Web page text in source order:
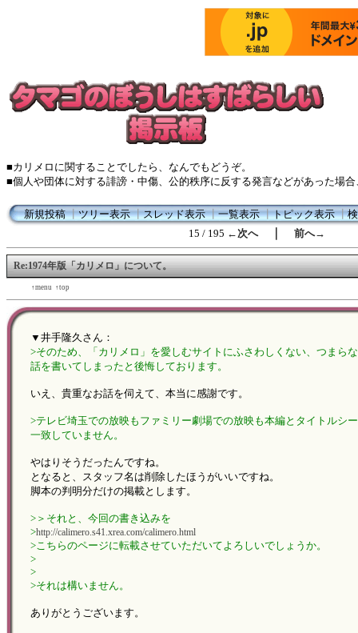
■カリメロに関することでしたら、なんでもどうぞ。
■個人や団体に対する誹謗・中傷、公的秩序に反する発言などがあった場
新規投稿┃ツリー表示┃スレッド表示┃一覧表示┃トピック表示┃
15 / 195 ←次へ｜ 前へ→
Re:1974年版「カリメロ」について。
↑menu ↑top
▼井手隆久さん：
>そのため、「カリメロ」を愛しむサイトにふさわしくない、つまら
話を書いてしまったと後悔しております。
いえ、貴重なお話を伺えて、本当に感謝です。
>テレビ埼玉での放映もファミリー劇場での放映も本編とタイトルシ
一致していません。
やはりそうだったんですね。
となると、スタッフ名は削除したほうがいいですね。
脚本の判明分だけの掲載とします。
>＞それと、今回の書き込みを
>http://calimero.s41.xrea.com/calimero.html
>こちらのページに転載させていただいてよろしいでしょうか。
>
>
>それは構いません。
ありがとうございます。